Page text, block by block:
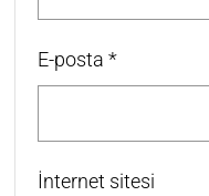
E-posta *
İnternet sitesi